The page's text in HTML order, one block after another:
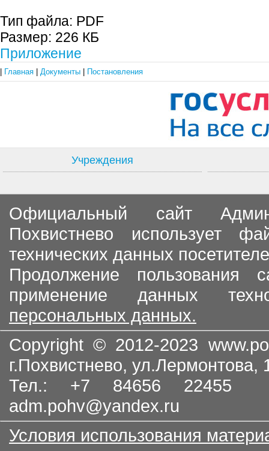
Тип файла: PDF
Размер: 226 КБ
Приложение
Главная Документы Постановления
Учреждения
Официальный сайт
Похвистнево использует
технических данных
Продолжение пользования
применение данных
персональных данных.
Copyright © 2012-2023
г.Похвистнево, ул.Лермонтова,
Тел.: +7 84656
adm.pohv@yandex.ru
Условия использования